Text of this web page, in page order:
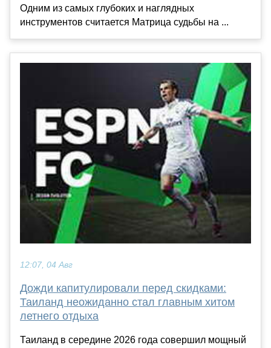
Одним из самых глубоких и наглядных
инструментов считается Матрица судьбы на ...
12:07, 04 Авг
Дожди капитулировали перед скидками:
Таиланд неожиданно стал главным хитом
летнего отдыха
Таиланд в середине 2026 года совершил мощный